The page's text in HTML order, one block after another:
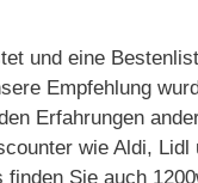
und eine
Empfehlung
Erfahrungen
wie Aldi, Lidl
Sie auch